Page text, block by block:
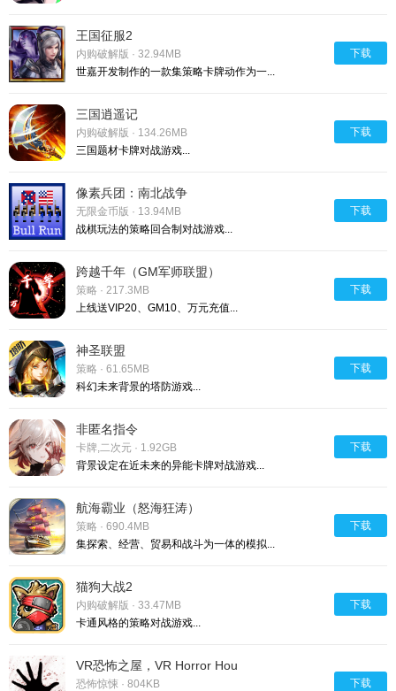
王国征服2
内购破解版 · 32.94MB
世嘉开发制作的一款集策略卡牌动作为一...
下载
三国逍遥记
内购破解版 · 134.26MB
三国题材卡牌对战游戏...
下载
像素兵团：南北战争
无限金币版 · 13.94MB
战棋玩法的策略回合制对战游戏...
下载
跨越千年（GM军师联盟）
策略 · 217.3MB
上线送VIP20、GM10、万元充值...
下载
神圣联盟
策略 · 61.65MB
科幻未来背景的塔防游戏...
下载
非匿名指令
卡牌,二次元 · 1.92GB
背景设定在近未来的异能卡牌对战游戏...
下载
航海霸业（怒海狂涛）
策略 · 690.4MB
集探索、经营、贸易和战斗为一体的模拟...
下载
猫狗大战2
内购破解版 · 33.47MB
卡通风格的策略对战游戏...
下载
VR恐怖之屋，VR Horror Hou
恐怖惊悚 · 804KB
下载